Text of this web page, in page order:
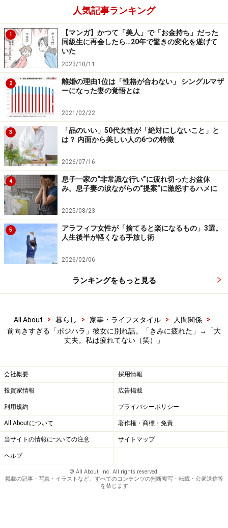
人気記事ランキング
1
【マンガ】かつて「美人」で「お金持ち」だった
同級生に再会したら…20年で驚きの変化を遂げて
いた
2023/10/11
2
離婚の理由1位は「性格が合わない」 シングルマザ
ーになった妻の覚悟とは
2021/02/22
3
「品のいい」50代女性が「絶対にしないこと」と
は？ 内面から美しい人の6つの特徴
2026/07/16
4
息子一家の“非常識な行い”に疲れ切ったお盆休
み。息子妻の涙ながらの“提案”に激怒するハメに
2025/08/23
5
アラフィフ女性が「捨てると楽になるもの」3選。
人生後半が軽くなる手放し術
2026/02/06
ランキングをもっと見る
All About > 暮らし > 家事・ライフスタイル > 人間関係
>
前向きすぎる「ポジハラ」彼女に別れ話。「きみに疲れた」→「大
丈夫。私は疲れてない（笑）」
会社概要 採用情報
投資家情報 広告掲載
利用規約 プライバシーポリシー
All Aboutについて 著作権・商標・免責
当サイトの情報についての注意 サイトマップ
ヘルプ
© All About, Inc. All rights reserved.
掲載の記事・写真・イラストなど、すべてのコンテンツの無断複写・転載・公衆送信等
を禁じます